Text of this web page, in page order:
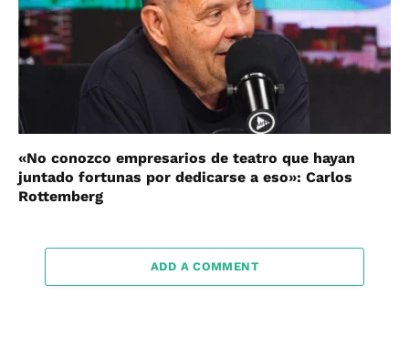
«No conozco empresarios de teatro que hayan
juntado fortunas por dedicarse a eso»: Carlos
Rottemberg
ADD A COMMENT